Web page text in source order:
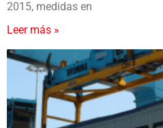
2015, medidas en
Leer más »